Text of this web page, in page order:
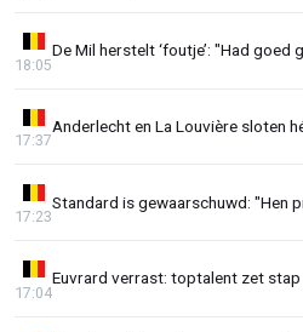
De Mil herstelt ‘foutje’: "Had goed
18:05
Anderlecht en La Louvière sloten
17:37
Standard is gewaarschuwd: "Hen
17:23
Euvrard verrast: toptalent zet
17:04